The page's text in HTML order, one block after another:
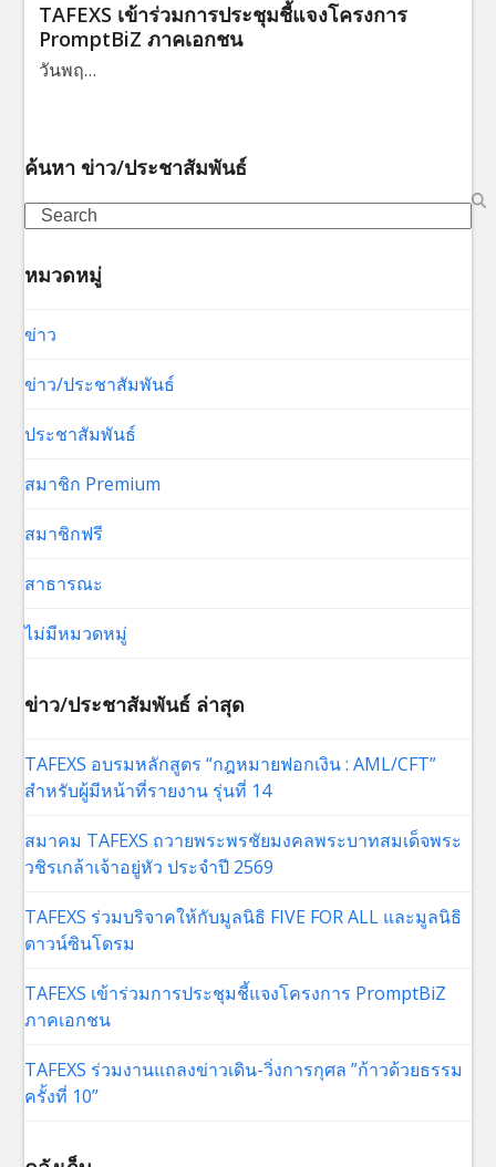
TAFEXS เข้าร่วมการประชุมชี้แจงโครงการ
PromptBiZ ภาคเอกชน
วันพฤ…
ค้นหา ข่าว/ประชาสัมพันธ์
Search
หมวดหมู่
ข่าว
ข่าว/ประชาสัมพันธ์
ประชาสัมพันธ์
สมาชิก Premium
สมาชิกฟรี
สาธารณะ
ไม่มีหมวดหมู่
ข่าว/ประชาสัมพันธ์ ล่าสุด
TAFEXS อบรมหลักสูตร “กฎหมายฟอกเงิน : AML/CFT”
สำหรับผู้มีหน้าที่รายงาน รุ่นที่ 14
สมาคม TAFEXS ถวายพระพรชัยมงคลพระบาทสมเด็จพระ
วชิรเกล้าเจ้าอยู่หัว ประจำปี 2569
TAFEXS ร่วมบริจาคให้กับมูลนิธิ FIVE FOR ALL และมูลนิธิ
ดาวน์ซินโดรม
TAFEXS เข้าร่วมการประชุมชี้แจงโครงการ PromptBiZ
ภาคเอกชน
TAFEXS ร่วมงานแถลงข่าวเดิน-วิ่งการกุศล ”ก้าวด้วยธรรม
ครั้งที่ 10”